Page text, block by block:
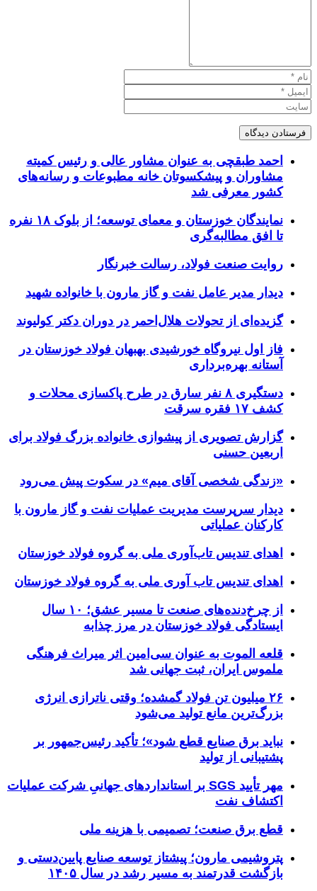
احمد طبقچی به عنوان مشاور عالی و رئیس کمیته
مشاوران و پیشکسوتان خانه مطبوعات و رسانه‌های
کشور معرفی شد
نمایندگان خوزستان و معمای توسعه؛ از بلوک ۱۸ نفره
تا افق مطالبه‌گری
روایت صنعت فولاد،‌ رسالت خبرنگار
دیدار مدیر عامل نفت و گاز مارون با خانواده شهید
گزیده‌ای از تحولات هلال‌احمر در دوران دکتر کولیوند
فاز اول نیروگاه خورشیدی بهبهان فولاد خوزستان در
آستانه بهره‌برداری
دستگیری ۸ نفر سارق در طرح پاکسازی محلات و
کشف ۱۷ فقره سرقت
گزارش تصویری از پیشوازی خانواده بزرگ فولاد برای
اربعین حسنی
«زندگی شخصی آقای میم» در سکوت پیش می‌رود
دیدار سرپرست مدیریت عملیات نفت و گاز مارون با
کارکنان عملیاتی
اهدای تندیس تاب‌آوری ملی به گروه فولاد خوزستان
اهدای تندیس تاب آوری ملی به گروه فولاد خوزستان
از چرخ‌دنده‌های صنعت تا مسیر عشق؛ ۱۰ سال
ایستادگی فولاد خوزستان در مرز چذابه
قلعه الموت به عنوان سی‌امین اثر میراث‌ فرهنگی
ملموس ایران، ثبت جهانی شد
۲۶ میلیون تن فولاد گمشده؛ وقتی ناترازی انرژی
بزرگ‌ترین مانع تولید می‌شود
نباید برق صنایع قطع شود»؛ تأکید رئیس‌جمهور بر
پشتیبانی از تولید
مهر تأیید SGS بر استانداردهای جهانیِ شرکت عملیات
اکتشاف نفت
قطع برق صنعت؛ تصمیمی با هزینه ملی
پتروشیمی مارون؛ پیشتاز توسعه صنایع پایین‌دستی و
بازگشت قدرتمند به مسیر رشد در سال ۱۴۰۵